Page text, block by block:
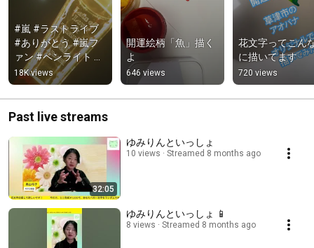
#嵐 #ラストライブ
#ありがとう #嵐フ
ァン #ペンライト #
満月
18K views
開運絵柄「魚」描く
よ
646 views
花文字ってこん
に描いてます
720 views
Past live streams
32:05
ゆみりんといっしょ
10 views Streamed 8 months ago
ゆみりんといっしょ 📱
8 views Streamed 8 months ago